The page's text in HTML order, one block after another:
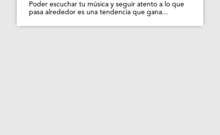
Poder escuchar tu música y seguir atento a lo que
pasa alrededor es una tendencia que gana...